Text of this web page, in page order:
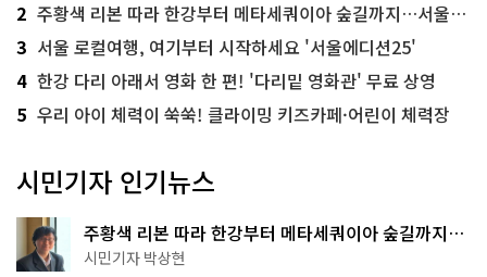
2 주황색 리본 따라 한강부터 메타세쿼이아 숲길까지…서울둘레길 15코스
3 서울 로컬여행, 여기부터 시작하세요 '서울에디션25'
4 한강 다리 아래서 영화 한 편! '다리밑 영화관' 무료 상영
5 우리 아이 체력이 쑥쑥! 클라이밍 키즈카페·어린이 체력장
시민기자 인기뉴스
주황색 리본 따라 한강부터 메타세쿼이아 숲길까지…
서울둘레길 15코스
시민기자 박상현